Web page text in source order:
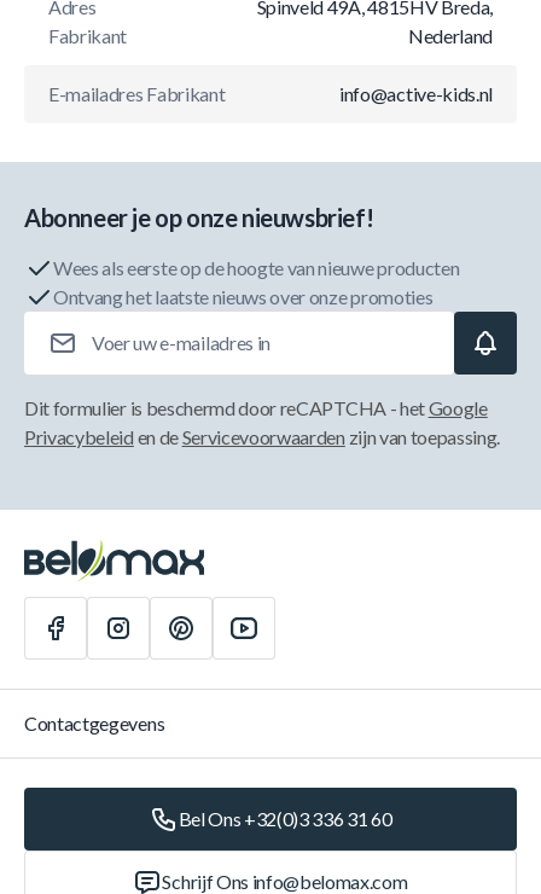
Adres
Fabrikant
Spinveld 49A, 4815HV Breda,
Nederland
E-mailadres Fabrikant info@active-kids.nl
Abonneer je op onze nieuwsbrief!
Wees als eerste op de hoogte van nieuwe producten
Ontvang het laatste nieuws over onze promoties
Dit formulier is beschermd door reCAPTCHA - hetGoogle
Privacybeleid en deServicevoorwaarden zijn van toepassing.
Contactgegevens
Bel Ons +32(0)3 336 31 60
Schrijf Ons info@belomax.com